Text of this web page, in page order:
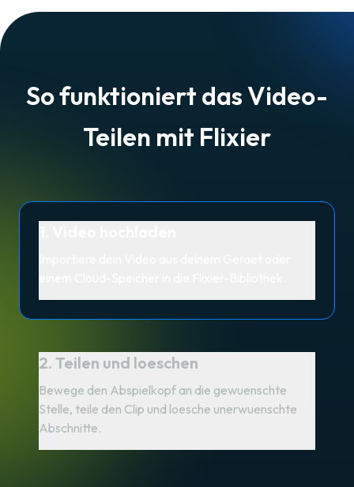
So funktioniert das Video-
Teilen mit Flixier
2. Teilen und loeschen
Bewege den Abspielkopf an die gewuenschte
Stelle, teile den Clip und loesche unerwuenschte
Abschnitte.